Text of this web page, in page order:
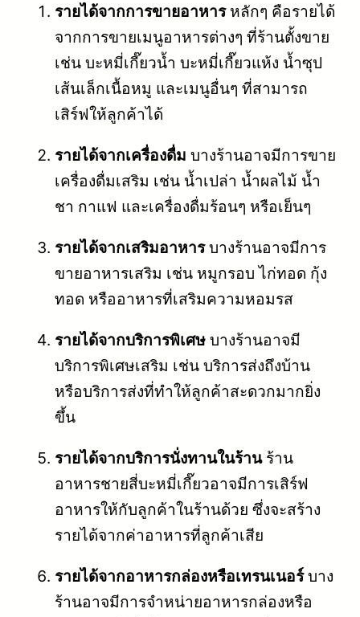
รายได้จากการขายอาหารหลักๆ คือรายได้
จากการขายเมนูอาหารต่างๆ ที่ร้านตั้งขาย
เช่น บะหมี่เกี๊ยวน้ำ บะหมี่เกี๊ยวแห้ง น้ำซุป
เส้นเล็กเนื้อหมู และเมนูอื่นๆ ที่สามารถ
เสิร์ฟให้ลูกค้าได้
รายได้จากเครื่องดื่ม บางร้านอาจมีการขาย
เครื่องดื่มเสริม เช่น น้ำเปล่า น้ำผลไม้ น้ำ
ชา กาแฟ และเครื่องดื่มร้อนๆ หรือเย็นๆ
รายได้จากเสริมอาหารบางร้านอาจมีการ
ขายอาหารเสริม เช่น หมูกรอบ ไก่ทอด กุ้ง
ทอด หรืออาหารที่เสริมความหอมรส
รายได้จากบริการพิเศษ บางร้านอาจมี
บริการพิเศษเสริม เช่น บริการส่งถึงบ้าน
หรือบริการส่งที่ทำให้ลูกค้าสะดวกมากยิ่ง
ขึ้น
รายได้จากบริการนั่งทานในร้านร้าน
อาหารชายสี่บะหมี่เกี๊ยวอาจมีการเสิร์ฟ
อาหารให้กับลูกค้าในร้านด้วย ซึ่งจะสร้าง
รายได้จากค่าอาหารที่ลูกค้าเสีย
รายได้จากอาหารกล่องหรือเทรนเนอร์บาง
ร้านอาจมีการจำหน่ายอาหารกล่องหรือ